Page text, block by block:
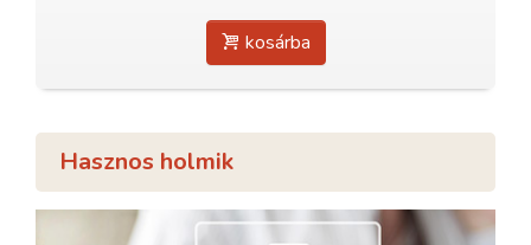
kosárba
Hasznos holmik